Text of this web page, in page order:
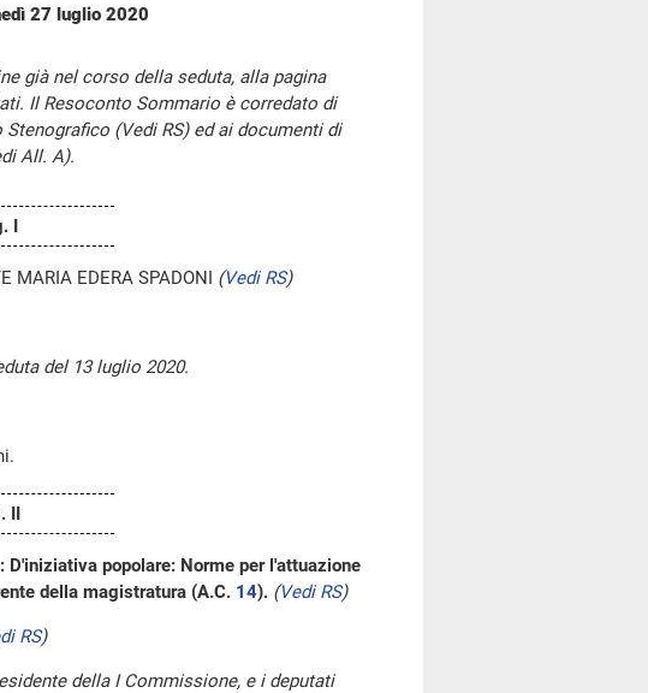
27 luglio 2020
già nel corso della seduta, alla pagina
Il Resoconto Sommario è corredato di
(Vedi RS) ed ai documenti di
All. A).
I
MARIA EDERA SPADONI (Vedi RS)
del 13 luglio 2020.
II
popolare: Norme per l'attuazione
della magistratura (A.C. 14). (Vedi RS)
RS)
della I Commissione, e i deputati